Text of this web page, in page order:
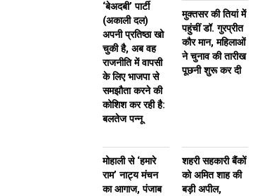
‘बेअदबी’ पार्टी
(अकाली दल)
अपनी प्रतिष्ठा खो
चुकी है, अब वह
राजनीति में वापसी
के लिए भाजपा से
समझौता करने की
कोशिश कर रही है:
बलतेज पन्नू
मुक्तसर की तियां में
पहुंचीं डॉ. गुरप्रीत
कौर मान, महिलाओं
ने चुनाव की तारीख
पूछनी शुरू कर दी
मोहाली से ‘हमारे
राम’ नाट्य मंचन
का आगाज, पंजाब
शहरी सहकारी बैंकों
को अमित शाह की
बड़ी अपील,